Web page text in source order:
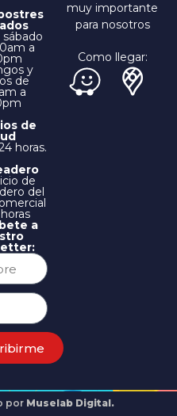
sábado
a
y
de
a
de
horas.
de
del
a
muy importante
para nosotros
Como llegar:
por Muselab Digital.